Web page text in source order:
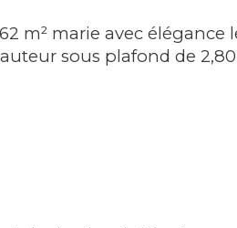
m² marie avec
sous plafond de